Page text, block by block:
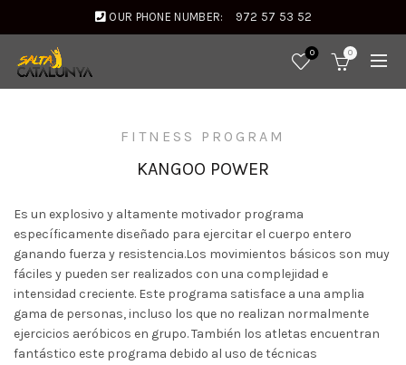
OUR PHONE NUMBER: 972 57 53 52
0 0
FITNESS PROGRAM
KANGOO POWER
Es un explosivo y altamente motivador programa
específicamente diseñado para ejercitar el cuerpo entero
ganando fuerza y resistencia.Los movimientos básicos son muy
fáciles y pueden ser realizados con una complejidad e
intensidad creciente. Este programa satisface a una amplia
gama de personas, incluso los que no realizan normalmente
ejercicios aeróbicos en grupo. También los atletas encuentran
fantástico este programa debido al uso de técnicas